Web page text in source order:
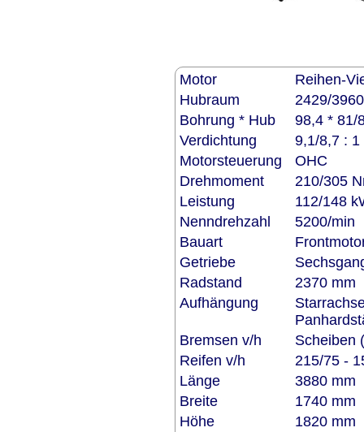
Motor
Reihen-
Hubraum
2429/
Bohrung * Hub
98,4 * 81/
Verdichtung
9,1/8,7 : 1
Motorsteuerung
OHC
Drehmoment
210/305
Leistung
112/148
Nenndrehzahl
5200/min
Bauart
Getriebe
Radstand
2370 mm
Aufhängung
Bremsen v/h
Scheiben
Reifen v/h
215/75 -
Länge
3880 mm
Breite
1740 mm
Höhe
1820 mm